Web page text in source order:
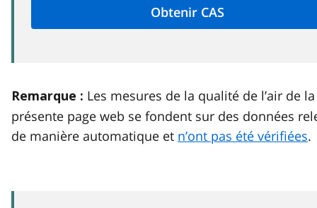
Remarque : Les mesures de la qualité de l’air de la
présente page web se fondent sur des données
de manière automatique et n’ont pas été vérifiées.